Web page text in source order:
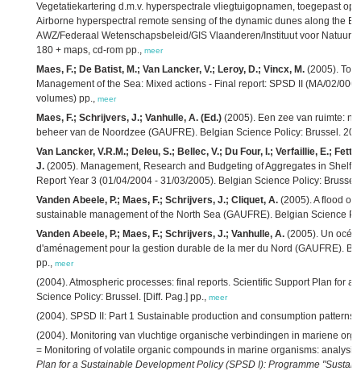
Vegetatiekartering d.m.v. hyperspectrale vliegtuigopnamen, toegepast
Airborne hyperspectral remote sensing of the dynamic dunes along the
AWZ/Federaal Wetenschapsbeleid/GIS Vlaanderen/Instituut voor
180 + maps, cd-rom pp., meer
Maes, F.; De Batist, M.; Van Lancker, V.; Leroy, D.; Vincx, M. (2005).
Management of the Sea: Mixed actions - Final report: SPSD II (MA/02/
volumes) pp., meer
Maes, F.; Schrijvers, J.; Vanhulle, A. (Ed.) (2005). Een zee van ruimte:
beheer van de Noordzee (GAUFRE). Belgian Science Policy: Brussel.
Van Lancker, V.R.M.; Deleu, S.; Bellec, V.; Du Four, I.; Verfaillie, E.;
J. (2005). Management, Research and Budgeting of Aggregates in Shelf
Report Year 3 (01/04/2004 - 31/03/2005). Belgian Science Policy:
Vanden Abeele, P.; Maes, F.; Schrijvers, J.; Cliquet, A. (2005). A flood of
sustainable management of the North Sea (GAUFRE). Belgian Science
Vanden Abeele, P.; Maes, F.; Schrijvers, J.; Vanhulle, A. (2005). Un
d'aménagement pour la gestion durable de la mer du Nord (GAUFRE).
pp., meer
(2004). Atmospheric processes: final reports. Scientific Support Plan for
Science Policy: Brussel. [Diff. Pag.] pp., meer
(2004). SPSD II: Part 1 Sustainable production and consumption
(2004). Monitoring van vluchtige organische verbindingen in mariene
= Monitoring of volatile organic compounds in marine organisms:
Plan for a Sustainable Development Policy (SPSD I): Programme